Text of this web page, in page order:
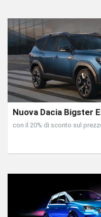
Nuova Dacia Bigster
con il 20% di sconto sul